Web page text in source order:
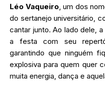
Léo Vaqueiro , um dos
do sertanejo universitário,
cantar junto. Ao lado dele, a
a festa com seu
garantindo que ninguém
explosiva para quem quer
muita energia, dança e